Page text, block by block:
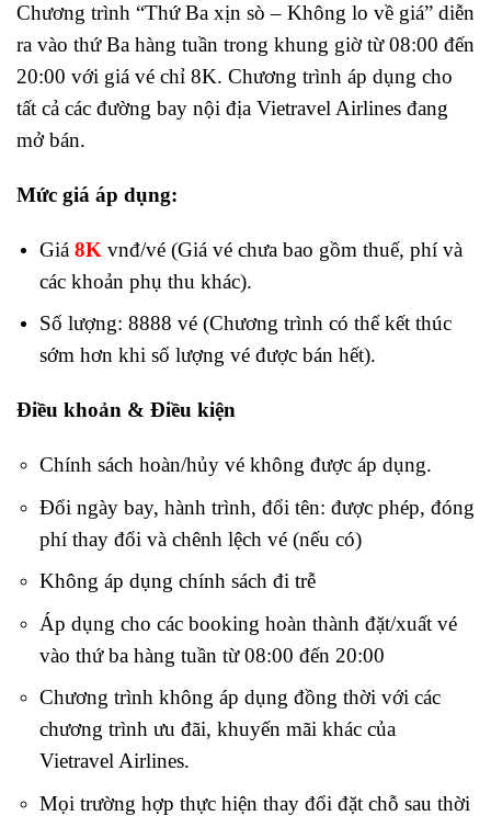
Chương trình “Thứ Ba xịn sò – Không lo về giá” diễn
ra vào thứ Ba hàng tuần trong khung giờ từ 08:00 đến
20:00 với giá vé chỉ 8K. Chương trình áp dụng cho
tất cả các đường bay nội địa Vietravel Airlines đang
mở bán.
Mức giá áp dụng:
Giá 8K vnđ/vé (Giá vé chưa bao gồm thuế, phí và
các khoản phụ thu khác).
Số lượng: 8888 vé (Chương trình có thể kết thúc
sớm hơn khi số lượng vé được bán hết).
Điều khoản & Điều kiện
Chính sách hoàn/hủy vé không được áp dụng.
Đổi ngày bay, hành trình, đổi tên: được phép, đóng
phí thay đổi và chênh lệch vé (nếu có)
Không áp dụng chính sách đi trễ
Áp dụng cho các booking hoàn thành đặt/xuất vé
vào thứ ba hàng tuần từ 08:00 đến 20:00
Chương trình không áp dụng đồng thời với các
chương trình ưu đãi, khuyến mãi khác của
Vietravel Airlines.
Mọi trường hợp thực hiện thay đổi đặt chỗ sau thời